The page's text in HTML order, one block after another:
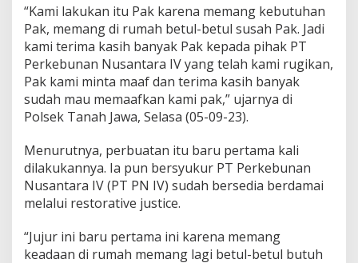
P
e
n
c
u
r
i
a
n
a
w
i
t
B
r
s
“Kami lakukan itu Pak karena memang kebutuhan
Pak, memang di rumah betul-betul susah Pak. Jadi
kami terima kasih banyak Pak kepada pihak PT
Perkebunan Nusantara IV yang telah kami rugikan,
Pak kami minta maaf dan terima kasih banyak
sudah mau memaafkan kami pak,” ujarnya di
Polsek Tanah Jawa, Selasa (05-09-23).
Menurutnya, perbuatan itu baru pertama kali
dilakukannya. Ia pun bersyukur PT Perkebunan
Nusantara IV (PT PN IV) sudah bersedia berdamai
melalui restorative justice.
“Jujur ini baru pertama ini karena memang
keadaan di rumah memang lagi betul-betul butuh